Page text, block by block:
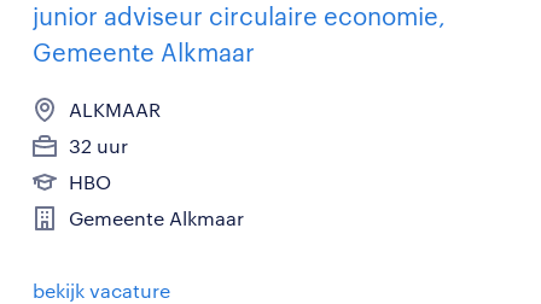
junior adviseur circulaire economie,
Gemeente Alkmaar
ALKMAAR
32 uur
HBO
Gemeente Alkmaar
bekijk vacature